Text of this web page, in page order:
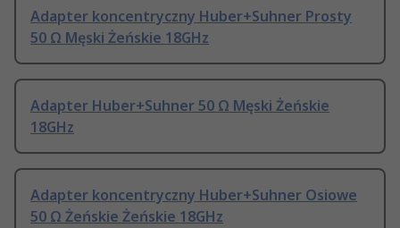
Adapter koncentryczny Huber+Suhner Prosty
50 Ω Męski Żeńskie 18GHz
Adapter Huber+Suhner 50 Ω Męski Żeńskie
18GHz
Adapter koncentryczny Huber+Suhner Osiowe
50 Ω Żeńskie Żeńskie 18GHz